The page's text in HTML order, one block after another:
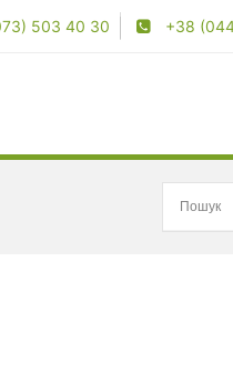
503 40 30 +38